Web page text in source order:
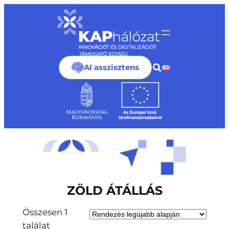
AI asszisztens
ZÖLD ÁTÁLLÁS
Összesen 1
találat